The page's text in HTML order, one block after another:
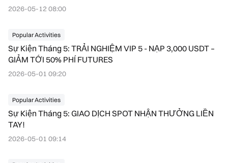
2026-05-12 08:00
Popular Activities
Sự Kiện Tháng 5: TRẢI NGHIỆM VIP 5 - NẠP 3,000 USDT –
GIẢM TỚI 50% PHÍ FUTURES
2026-05-01 09:20
Popular Activities
Sự Kiện Tháng 5: GIAO DỊCH SPOT NHẬN THƯỞNG LIỀN
TAY!
2026-05-01 09:14